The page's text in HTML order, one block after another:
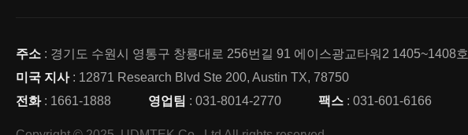
주소 : 경기도 수원시 영통구 창룡대로 256번길 91 에이스광교타워2 1405~1408호
미국 지사: 12871 Research Blvd Ste 200, Austin TX, 78750
전화: 1661-1888 영업팀 : 031-8014-2770 팩스 : 031-601-6166